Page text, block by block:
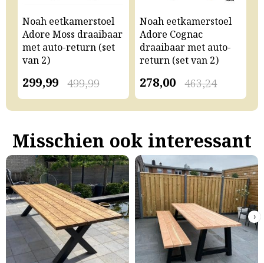
Noah eetkamerstoel
Adore Moss draaibaar
met auto-return (set
van 2)
499,99
299,99
Noah eetkamerstoel
Adore Cognac
draaibaar met auto-
return (set van 2)
463,24
278,00
Misschien ook interessant
›